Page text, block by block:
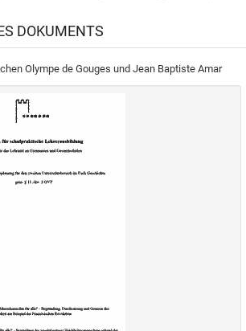
DOKUMENTS
Olympe de Gouges und Jean Baptiste Amar